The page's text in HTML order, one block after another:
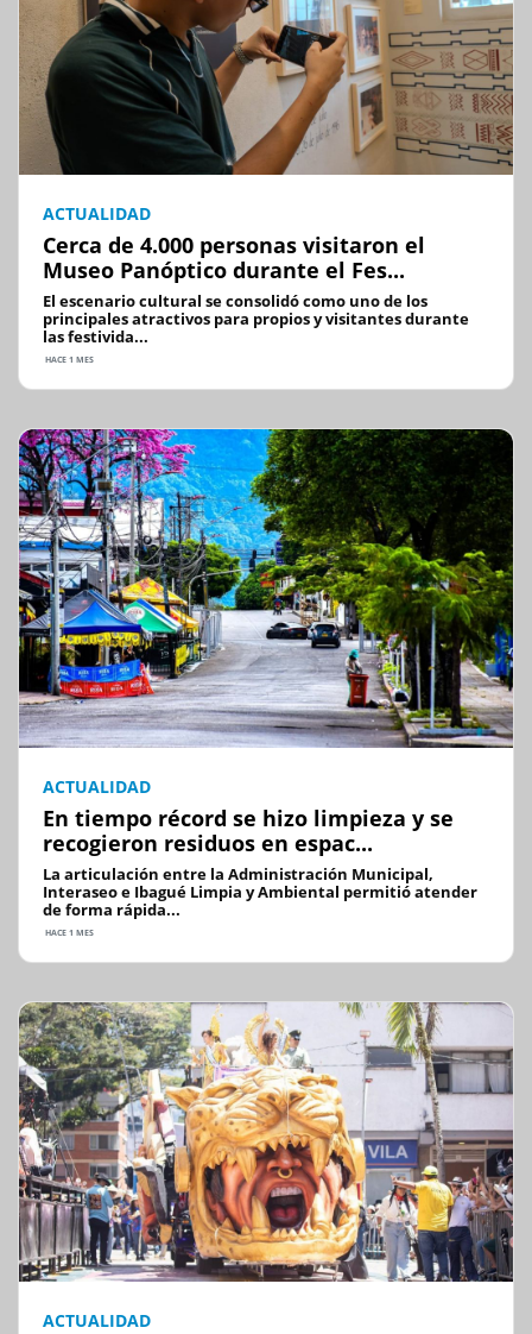
ACTUALIDAD
Cerca de 4.000 personas visitaron el
Museo Panóptico durante el Fes...
El escenario cultural se consolidó como uno de los
principales atractivos para propios y visitantes durante
las festivida...
HACE 1 MES
ACTUALIDAD
En tiempo récord se hizo limpieza y se
recogieron residuos en espac...
La articulación entre la Administración Municipal,
Interaseo e Ibagué Limpia y Ambiental permitió atender
de forma rápida...
HACE 1 MES
ACTUALIDAD